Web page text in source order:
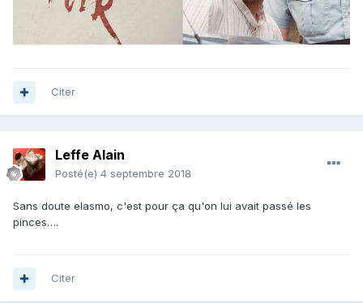
Citer
Leffe Alain
Posté(e) 4 septembre 2018
Sans doute elasmo, c'est pour ça qu'on lui avait passé les
pinces….
Citer